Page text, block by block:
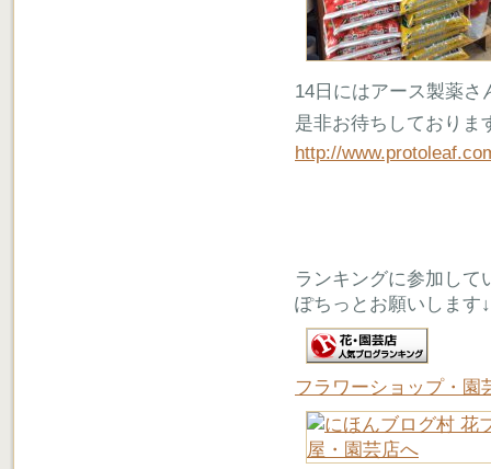
14日にはアース製薬
是非お待ちしておりま
http://
ランキングに参加して
ぽちっとお願いします↓
フラワーショップ・園